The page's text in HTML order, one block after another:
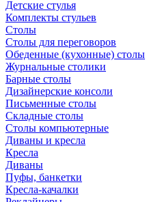
Детские стулья
Комплекты стульев
Столы
Столы для переговоров
Обеденные (кухонные) столы
Журнальные столики
Барные столы
Дизайнерские консоли
Письменные столы
Складные столы
Столы компьютерные
Диваны и кресла
Кресла
Диваны
Пуфы, банкетки
Кресла-качалки